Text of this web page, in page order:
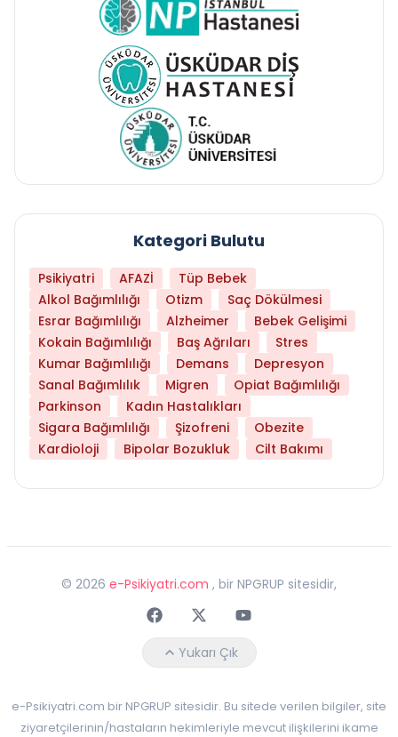
Kategori Bulutu
Psikiyatri AFAZİ
Tüp Bebek
Alkol Bağımlılığı
Otizm
Saç Dökülmesi
Esrar Bağımlılığı
Alzheimer
Bebek Gelişimi
Kokain Bağımlılığı
Baş Ağrıları
Stres
Kumar Bağımlılığı
Demans
Depresyon
Sanal Bağımlılık
Migren
Opiat Bağımlılığı
Parkinson
Kadın Hastalıkları
Sigara Bağımlılığı
Şizofreni
Obezite
Kardioloji
Bipolar Bozukluk Cilt Bakımı
© 2026 e-Psikiyatri.com , bir NPGRUP sitesidir,
FaceebokTwitterYoutube
Yukarı Çık
e-Psikiyatri.com bir NPGRUP sitesidir. Bu sitede verilen bilgiler, site
ziyaretçilerinin/hastaların hekimleriyle mevcut ilişkilerini ikame